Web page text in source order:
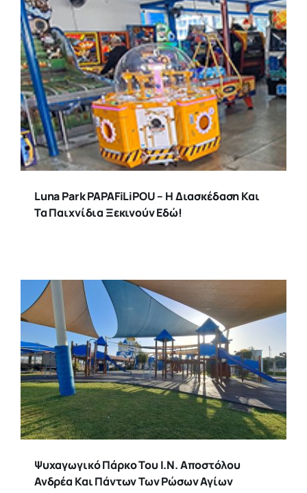
Luna Park PAPAFiLiPOU – Η Διασκέδαση Και
Τα Παιχνίδια Ξεκινούν Εδώ!
Ψυχαγωγικό Πάρκο Του Ι.Ν. Αποστόλου
Ανδρέα Και Πάντων Των Ρώσων Αγίων